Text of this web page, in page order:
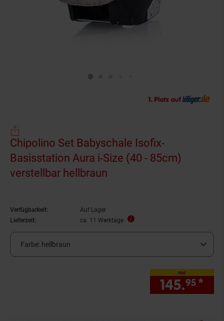
Chipolino Set Babyschale Isofix-
Basisstation Aura i-Size (40 - 85cm)
verstellbar hellbraun
Verfügbarkeit:
Auf Lager
Lieferzeit:
ca. 11 Werktage
Farbe: hellbraun
nur
145.95 *